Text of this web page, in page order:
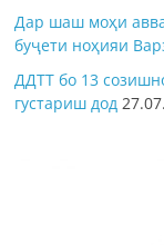
Дар шаш моҳи
буҷети ноҳияи
ДДТТ бо 13
густариш дод